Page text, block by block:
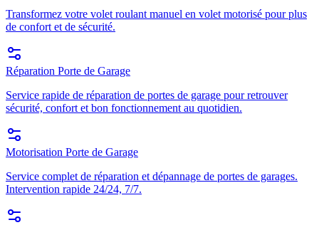
Transformez votre volet roulant manuel en volet motorisé pour plus
de confort et de sécurité.
Réparation Porte de Garage
Service rapide de réparation de portes de garage pour retrouver
sécurité, confort et bon fonctionnement au quotidien.
Motorisation Porte de Garage
Service complet de réparation et dépannage de portes de garages.
Intervention rapide 24/24, 7/7.